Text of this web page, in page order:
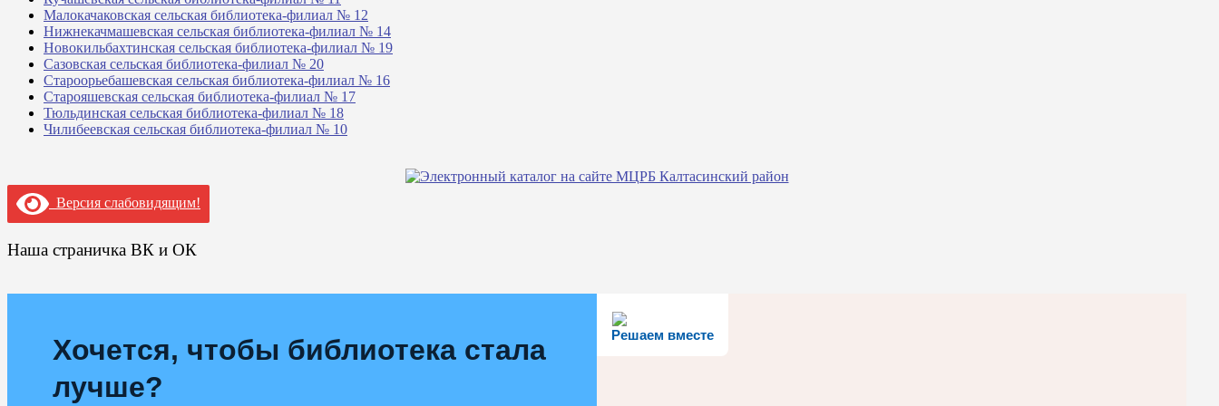
Малокачаковская сельская библиотека-филиал № 12
Нижнекачмашевская сельская библиотека-филиал № 14
Новокильбахтинская сельская библиотека-филиал № 19
Сазовская сельская библиотека-филиал № 20
Староорьебашевская сельская библиотека-филиал № 16
Старояшевская сельская библиотека-филиал № 17
Тюльдинская сельская библиотека-филиал № 18
Чилибеевская сельская библиотека-филиал № 10
Версия слабовидящим!
Наша страничка ВК и ОК
Решаем вместе
Хочется, чтобы библиотека стала
лучше?